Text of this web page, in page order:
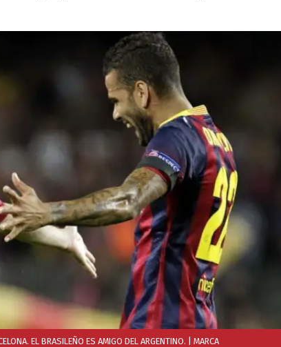
EL BRASILEÑO ES AMIGO DEL ARGENTINO. | MARCA